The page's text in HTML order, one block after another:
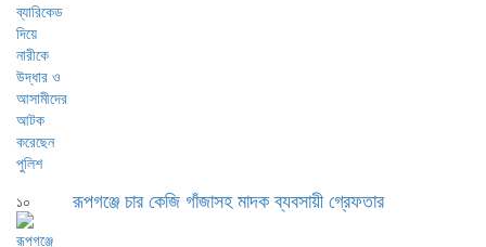
১০ রূপগঞ্জে চার কেজি গাঁজাসহ মাদক ব্যবসায়ী গ্রেফতার